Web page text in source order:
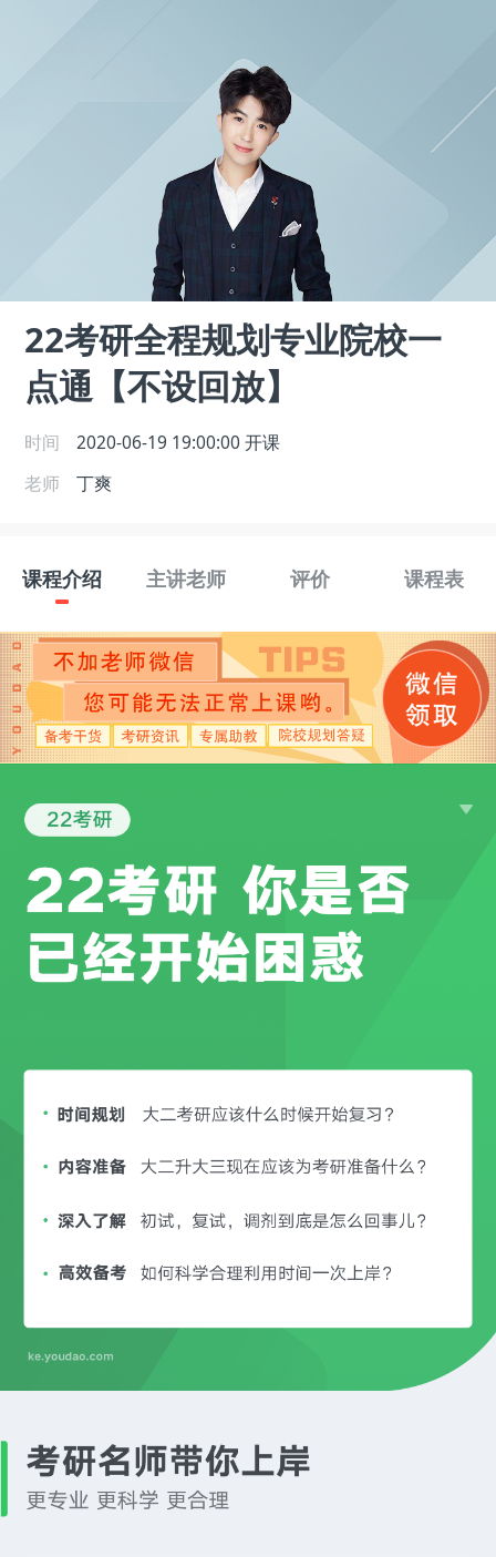
22考研全程规划专业院校一
点通【不设回放】
时间 2020-06-19 19:00:00 开课
老师
丁爽
课程介绍 主讲老师 评价 课程表